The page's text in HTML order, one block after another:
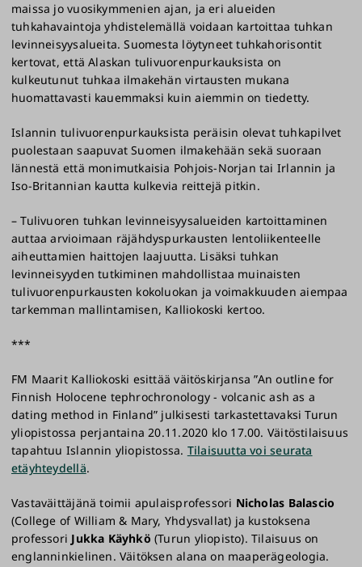
maissa jo vuosikymmenien ajan, ja eri alueiden
tuhkahavaintoja yhdistelemällä voidaan kartoittaa tuhkan
levinneisyysalueita. Suomesta löytyneet tuhkahorisontit
kertovat, että Alaskan tulivuorenpurkauksista on
kulkeutunut tuhkaa ilmakehän virtausten mukana
huomattavasti kauemmaksi kuin aiemmin on tiedetty.
Islannin tulivuorenpurkauksista peräisin olevat tuhkapilvet
puolestaan saapuvat Suomen ilmakehään sekä suoraan
lännestä että monimutkaisia Pohjois-Norjan tai Irlannin ja
Iso-Britannian kautta kulkevia reittejä pitkin.
– Tulivuoren tuhkan levinneisyysalueiden kartoittaminen
auttaa arvioimaan räjähdyspurkausten lentoliikenteelle
aiheuttamien haittojen laajuutta. Lisäksi tuhkan
levinneisyyden tutkiminen mahdollistaa muinaisten
tulivuorenpurkausten kokoluokan ja voimakkuuden aiempaa
tarkemman mallintamisen, Kalliokoski kertoo.
***
FM Maarit Kalliokoski esittää väitöskirjansa ”An outline for
Finnish Holocene tephrochronology - volcanic ash as a
dating method in Finland” julkisesti tarkastettavaksi Turun
yliopistossa perjantaina 20.11.2020 klo 17.00. Väitöstilaisuus
tapahtuu Islannin yliopistossa. Tilaisuutta voi seurata
etäyhteydellä.
Vastaväittäjänä toimii apulaisprofessori Nicholas Balascio
(College of William & Mary, Yhdysvallat) ja kustoksena
professori Jukka Käyhkö (Turun yliopisto). Tilaisuus on
englanninkielinen. Väitöksen alana on maaperägeologia.